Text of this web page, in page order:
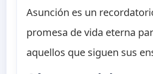
Asunción es un
promesa de vida eterna
aquellos que siguen sus